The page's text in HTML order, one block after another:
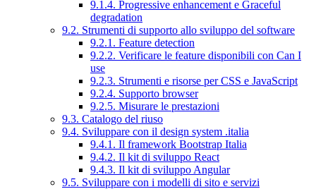
9.1.4. Progressive enhancement e Graceful
degradation
9.2. Strumenti di supporto allo sviluppo del software
9.2.1. Feature detection
9.2.2. Verificare le feature disponibili con Can I
use
9.2.3. Strumenti e risorse per CSS e JavaScript
9.2.4. Supporto browser
9.2.5. Misurare le prestazioni
9.3. Catalogo del riuso
9.4. Sviluppare con il design system .italia
9.4.1. Il framework Bootstrap Italia
9.4.2. Il kit di sviluppo React
9.4.3. Il kit di sviluppo Angular
9.5. Sviluppare con i modelli di sito e servizi